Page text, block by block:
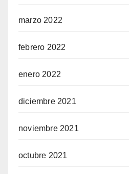
marzo 2022
febrero 2022
enero 2022
diciembre 2021
noviembre 2021
octubre 2021